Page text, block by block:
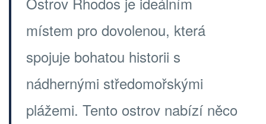
místem pro dovolenou, která
spojuje bohatou historii s
nádhernými středomořskými
plážemi. Tento ostrov nabízí něco